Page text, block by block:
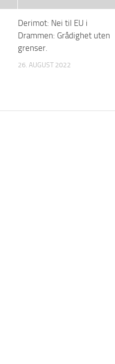
Derimot: Nei til EU i
Drammen: Grådighet uten
grenser.
26. AUGUST 2022